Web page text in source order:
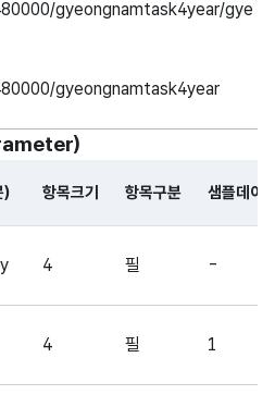
gyeongnamtask4year/gye
gyeongnamtask4year
) 항목크기 항목구분 샘플데이
4 필 -
4 필 1